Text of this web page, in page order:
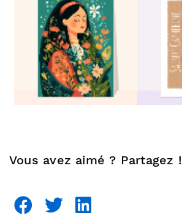
Vous avez aimé ? Partagez !